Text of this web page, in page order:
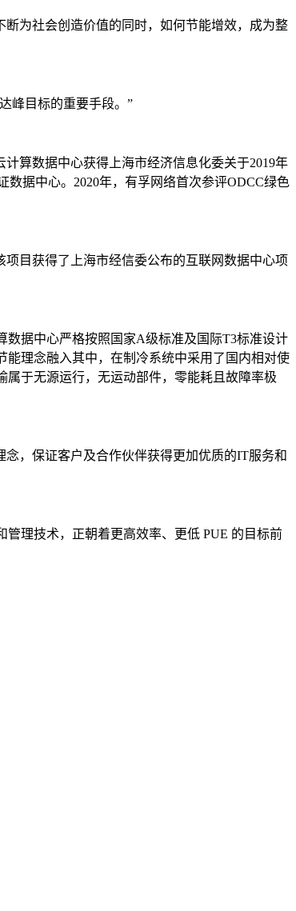
为社会创造价值的同时，如何节能增效，成为整
峰目标的重要手段。”
算数据中心获得上海市经济信息化委关于2019年
据中心。2020年，有孚网络首次参评ODCC绿色
项目获得了上海市经信委公布的互联网数据中心项
据中心严格按照国家A级标准及国际T3标准设计
理念融入其中，在制冷系统中采用了国内相对使
于无源运行，无运动部件，零能耗且故障率极
，保证客户及合作伙伴获得更加优质的IT服务和
理技术，正朝着更高效率、更低 PUE 的目标前